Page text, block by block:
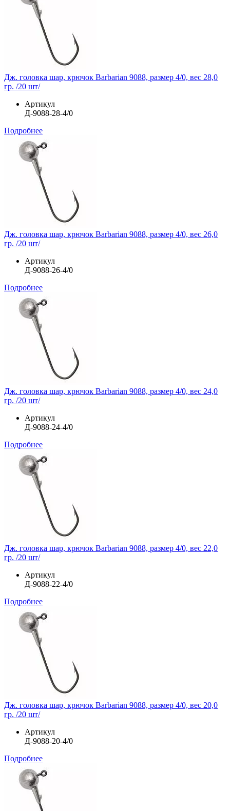
Дж. головка шар, крючок Barbarian 9088, размер 4/0, вес 28,0
гр. /20 шт/
Артикул
Д-9088-28-4/0
Подробнее
Дж. головка шар, крючок Barbarian 9088, размер 4/0, вес 26,0
гр. /20 шт/
Артикул
Д-9088-26-4/0
Подробнее
Дж. головка шар, крючок Barbarian 9088, размер 4/0, вес 24,0
гр. /20 шт/
Артикул
Д-9088-24-4/0
Подробнее
Дж. головка шар, крючок Barbarian 9088, размер 4/0, вес 22,0
гр. /20 шт/
Артикул
Д-9088-22-4/0
Подробнее
Дж. головка шар, крючок Barbarian 9088, размер 4/0, вес 20,0
гр. /20 шт/
Артикул
Д-9088-20-4/0
Подробнее